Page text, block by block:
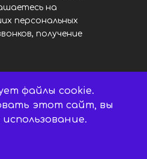
на
персональных
получение
© 2014 - 2026
права защищены.
файлы cookie.
этот сайт, вы